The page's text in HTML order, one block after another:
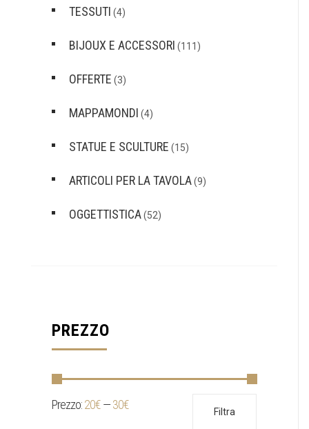
TESSUTI (4)
BIJOUX E ACCESSORI (111)
OFFERTE (3)
MAPPAMONDI (4)
STATUE E SCULTURE (15)
ARTICOLI PER LA TAVOLA(9)
OGGETTISTICA(52)
PREZZO
Prezzo
Prezzo
Filtra
Prezzo:20€—30€